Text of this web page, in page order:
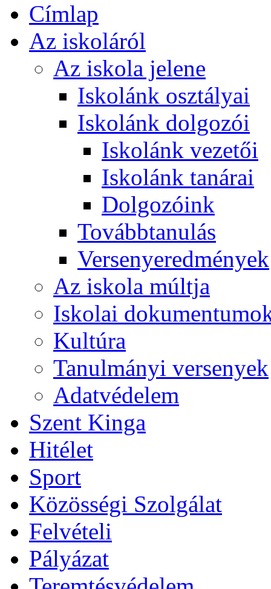
Címlap
Az iskoláról
Az iskola jelene
Iskolánk osztályai
Iskolánk dolgozói
Iskolánk vezetői
Iskolánk tanárai
Dolgozóink
Továbbtanulás
Versenyeredmények
Az iskola múltja
Iskolai
Kultúra
Tanulmányi versenyek
Adatvédelem
Szent Kinga
Hitélet
Sport
Közösségi Szolgálat
Felvételi
Pályázat